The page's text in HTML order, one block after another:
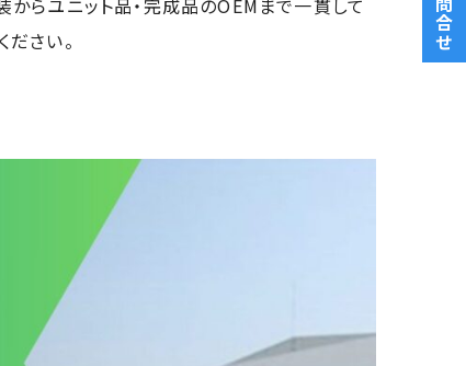
らユニット品・完成品のOEMまで一貫して
さい。